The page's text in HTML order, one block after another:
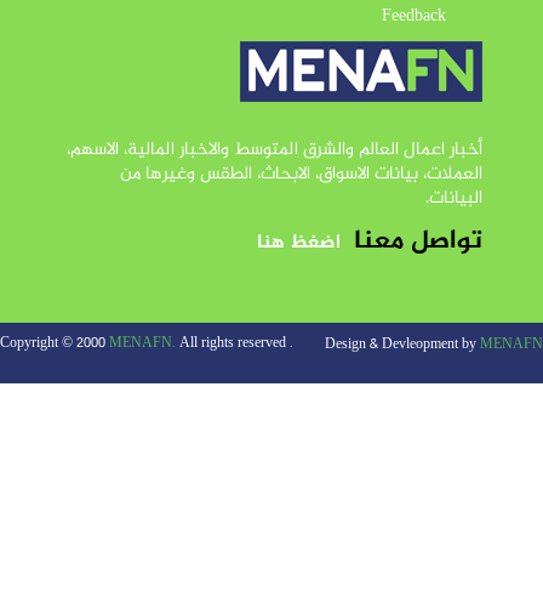
Feedback
أخبار اعمال العالم والشرق المتوسط والاخبار المالية، الاسهم،
العملات، بيانات الاسواق، الابحاث، الطقس وغيرها من
البيانات.
تواصل معنااضغظ هنا
MENAFN.All rights reserved Design & Devleopment by